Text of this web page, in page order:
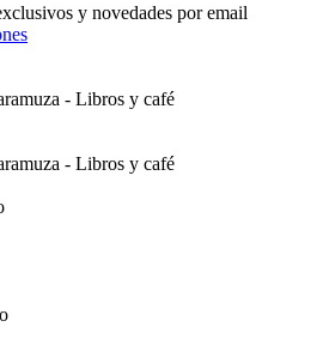
y novedades por email